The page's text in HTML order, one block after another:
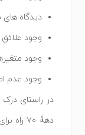
دیدگاه های
وجود
وجود
وجود عدم
در راستای درک
دهۀ ٧٠